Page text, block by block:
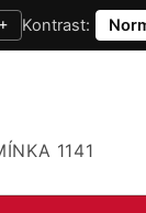
Kontrast:
1141